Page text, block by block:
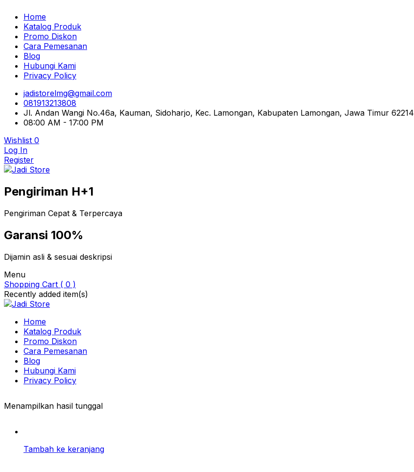
Home
Katalog Produk
Promo Diskon
Cara Pemesanan
Blog
Hubungi Kami
Privacy Policy
jadistorelmg@gmail.com
081913213808
Jl. Andan Wangi No.46a, Kauman, Sidoharjo, Kec. Lamongan, Kabupaten Lamongan, Jawa Timur 62214
08:00 AM - 17:00 PM
Wishlist 0
Log In
Register
Jadi Store
Pusat Aksesoris HP, Komputer & Produk Unik di Lamongan
Pengiriman H+1
Pengiriman Cepat & Terpercaya
Garansi 100%
Dijamin asli & sesuai deskripsi
Menu
Shopping Cart ( 0 )
Recently added item(s)
Home
Katalog Produk
Promo Diskon
Cara Pemesanan
Blog
Hubungi Kami
Privacy Policy
Menampilkan hasil tunggal
Tambah ke keranjang